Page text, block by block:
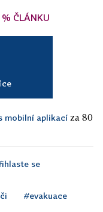
ČLÁNKU
mobilní aplikací za 80
se
#evakuace